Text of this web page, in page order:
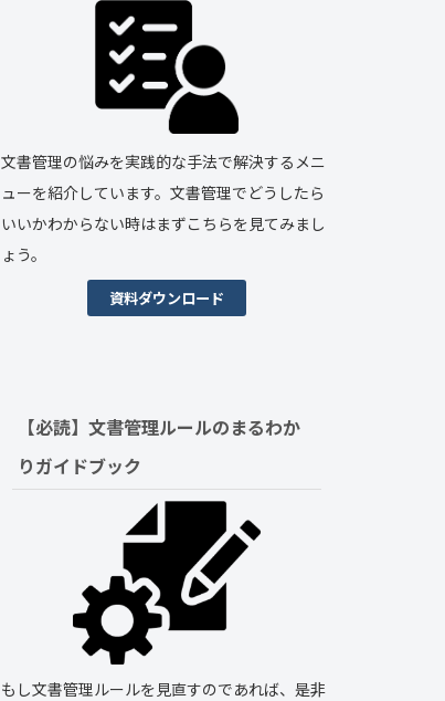
文書管理の悩みを実践的な手法で解決するメニ
ューを紹介しています。文書管理でどうしたら
いいかわからない時はまずこちらを見てみまし
ょう。
資料ダウンロード
【必読】文書管理ルールのまるわか
りガイドブック
もし文書管理ルールを見直すのであれば、是非